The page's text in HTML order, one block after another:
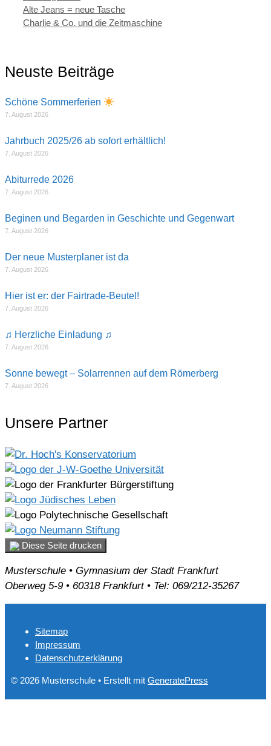
Alte Jeans = neue Tasche
Charlie & Co. und die Zeitmaschine
Neuste Beiträge
Schöne Sommerferien
7. August 2026
Jahrbuch 2025/26 ab sofort erhältlich!
7. August 2026
Abiturrede 2026
7. August 2026
Beginen und Begarden in Geschichte und Gegenwart
7. August 2026
Der neue Musterplaner ist da
7. August 2026
Hier ist er: der Fairtrade-Beutel!
7. August 2026
♫ Herzliche Einladung ♫
7. August 2026
Sonne bewegt – Solarrennen auf dem Römerberg
7. August 2026
Unsere Partner
Diese Seite drucken
Musterschule • Gymnasium der Stadt Frankfurt
Oberweg 5-9 • 60318 Frankfurt • Tel: 069/212-35267
Sitemap
Impressum
Datenschutzerklärung
© 2026 Musterschule • Erstellt mit GeneratePress